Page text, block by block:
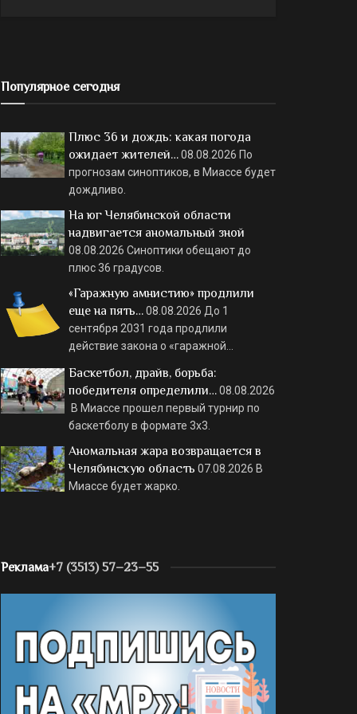
Популярное сегодня
Плюс 36 и дождь: какая погода
ожидает жителей…08.08.2026 По
прогнозам синоптиков, в Миассе будет
дождливо.
На юг Челябинской области
надвигается аномальный зной
08.08.2026 Синоптики обещают до
плюс 36 градусов.
«Гаражную амнистию» продлили
еще на пять…08.08.2026 До 1
сентября 2031 года продлили
действие закона о «гаражной…
Баскетбол, драйв, борьба:
победителя определили…08.08.2026
В Миассе прошел первый турнир по
баскетболу в формате 3х3.
Аномальная жара возвращается в
Челябинскую область 07.08.2026 В
Миассе будет жарко.
Реклама+7 (3513) 57–23–55